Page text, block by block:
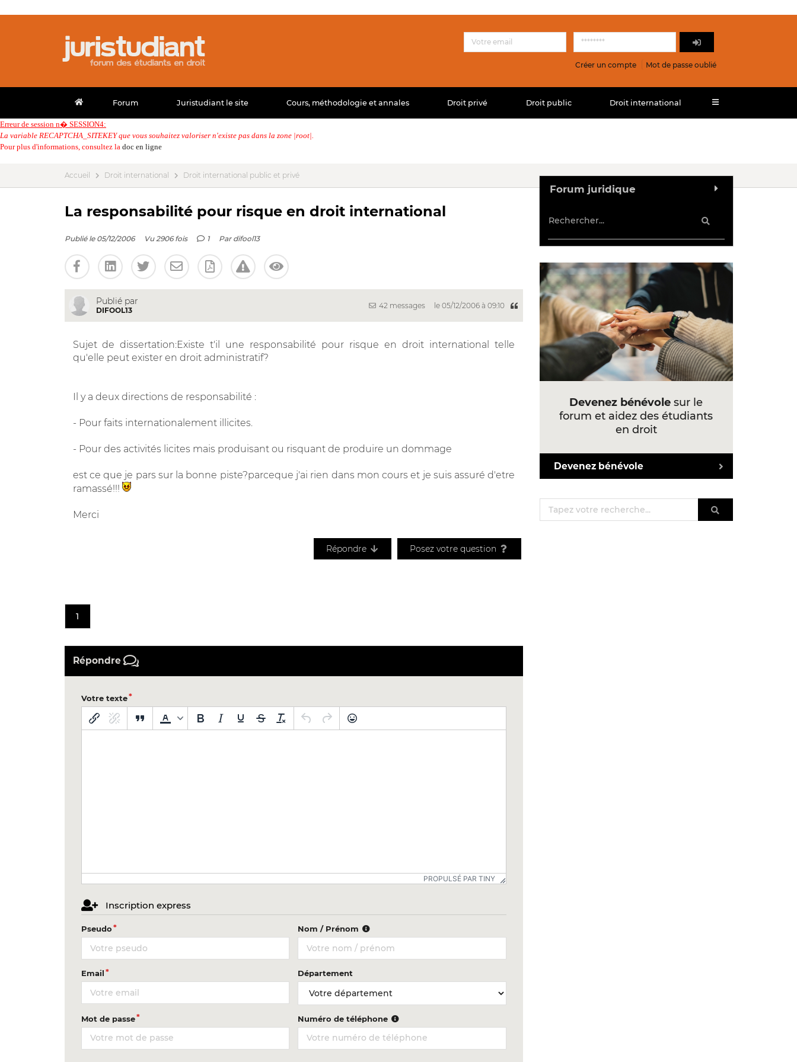
Créer un compte Mot de passe oublié
Forum Juristudiant le site Cours, méthodologie et annales Droit privé Droit public Droit international
Erreur de session n� SESSION4:
La variable RECAPTCHA_SITEKEY que vous souhaitez valoriser n'existe pas dans la zone |root|.
Pour plus d'informations, consultez la doc en ligne
Accueil Droit international Droit international public et privé
La responsabilité pour risque en droit international
Publié le 05/12/2006 Vu 2906 fois 1 Par difool13
Publié par
DIFOOL13
42 messages le 05/12/2006 à 09:10
Sujet de dissertation:Existe t'il une responsabilité pour risque en droit international telle
qu'elle peut exister en droit administratif?
Il y a deux directions de responsabilité :
- Pour faits internationalement illicites.
- Pour des activités licites mais produisant ou risquant de produire un dommage
est ce que je pars sur la bonne piste?parceque j'ai rien dans mon cours et je suis assuré d'etre
ramassé!!!
Merci
Répondre Posez votre question
1
Répondre
Votre texte
PROPULSÉ PAR TINY
Inscription express
Pseudo Nom / Prénom
Email Département
Mot de passe Numéro de téléphone
Forum juridique
Devenez bénévole sur le
forum et aidez des étudiants
en droit
Devenez bénévole